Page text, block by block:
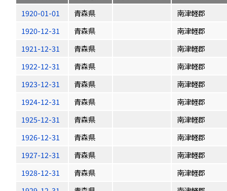
1920-01-01
青森県
南津軽郡
1920-12-31
青森県
南津軽郡
1921-12-31
青森県
南津軽郡
1922-12-31
青森県
南津軽郡
1923-12-31
青森県
南津軽郡
1924-12-31
青森県
南津軽郡
1925-12-31
青森県
南津軽郡
1926-12-31
青森県
南津軽郡
1927-12-31
青森県
南津軽郡
1928-12-31
青森県
南津軽郡